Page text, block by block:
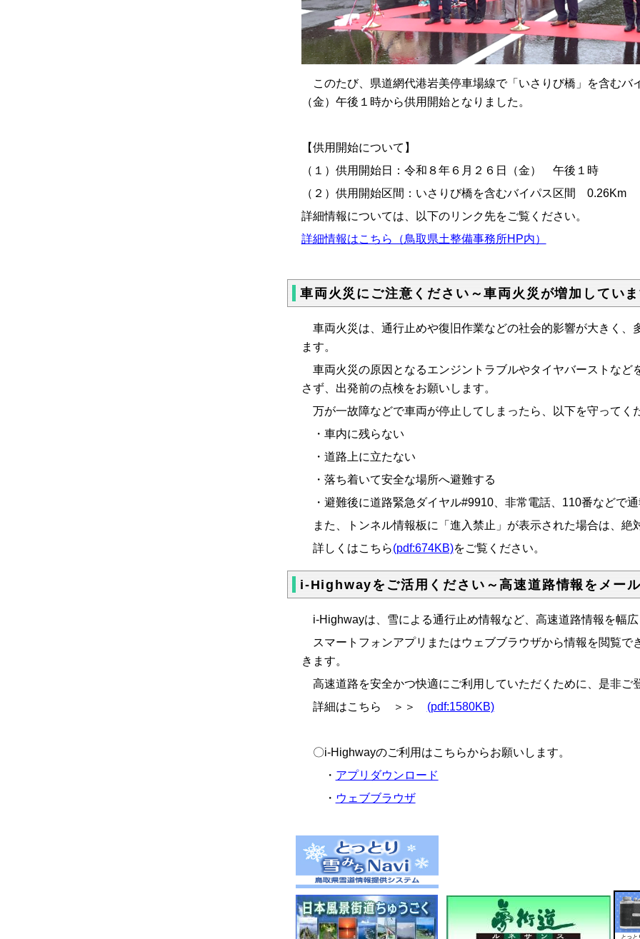
このたび、県道網代港岩美停車場線で「いさりび橋」を含むバ
（金）午後１時から供用開始となりました。
【供用開始について】
（１）供用開始日：令和８年６月２６日（金） 午後１時
（２）供用開始区間：いさりび橋を含むバイパス区間 0.26Km
詳細情報については、以下のリンク先をご覧ください。
詳細情報はこちら（鳥取県土整備事務所HP内）
車両火災にご注意ください～車両火災が増加してい
車両火災は、通行止めや復旧作業などの社会的影響が大きく、
ます。
車両火災の原因となるエンジントラブルやタイヤバーストなど
さず、出発前の点検をお願いします。
万が一故障などで車両が停止してしまったら、以下を守ってく
・車内に残らない
・道路上に立たない
・落ち着いて安全な場所へ避難する
・避難後に道路緊急ダイヤル#9910、非常電話、110番などで
また、トンネル情報板に「進入禁止」が表示された場合は、絶
詳しくはこちら(pdf:674KB)をご覧ください。
i-Highwayをご活用ください～高速道路情報をメー
i-Highwayは、雪による通行止め情報など、高速道路情報を幅
スマートフォンアプリまたはウェブブラウザから情報を閲覧で
きます。
高速道路を安全かつ快適にご利用していただくために、是非ご
詳細はこちら ＞＞ (pdf:1580KB)
〇i-Highwayのご利用はこちらからお願いします。
・ アプリダウンロード
・ ウェブブラウザ